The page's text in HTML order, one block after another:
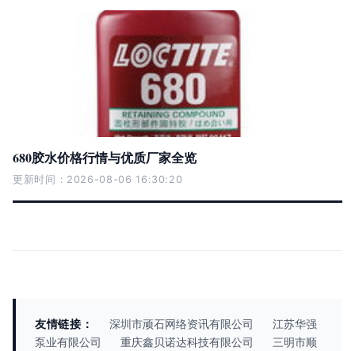
680胶水价格行情与优质厂家全览
更新时间：2026-08-06 16:30:20
友情链接： 深圳市顽石网络资讯有限公司
江苏华强
泵业有限公司
重庆鑫贝诺达科技有限公司
三明市顺